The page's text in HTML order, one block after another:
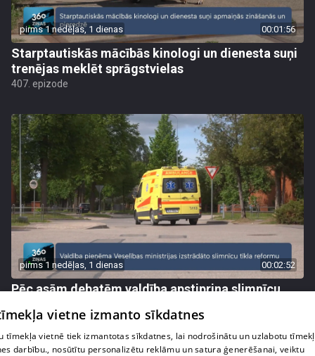
pirms 1 nedēļas, 1 dienas 00:01:56
Starptautiskās mācībās kinologi un dienesta suņi
trenējas meklēt sprāgstvielas
407. epizode
pirms 1 nedēļas, 1 dienas 00:02:52
Pēc asām debatēm valdība apstiprina slimnīcu
407. epizodevietne izmanto sīkdatnes
tīmekļa vietnē tiek izmantotas sīkdatnes, lai nodrošinātu un uzlabotu
darbību., nosūtītu personalizētu reklāmu un satura ģenerēšanai, veiktu